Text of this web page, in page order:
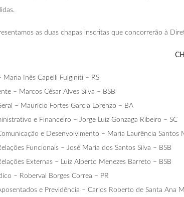
as duas chapas inscritas que concorrerão à
Maria Inês Capelli Fulginiti – RS
– Marcos César Alves Silva – BSB
– Maurício Fortes Garcia Lorenzo – BA
e Financeiro – Jorge Luiz Gonzaga Ribeiro – SC
e Desenvolvimento – Maria Laurência Santos
Funcionais – José Maria dos Santos Silva – BSB
Externas – Luiz Alberto Menezes Barreto – BSB
– Roberval Borges Correa – PR
e Previdência – Carlos Roberto de Santa Ana